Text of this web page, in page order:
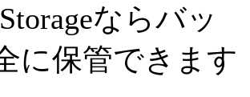
ならバッ
に保管できます